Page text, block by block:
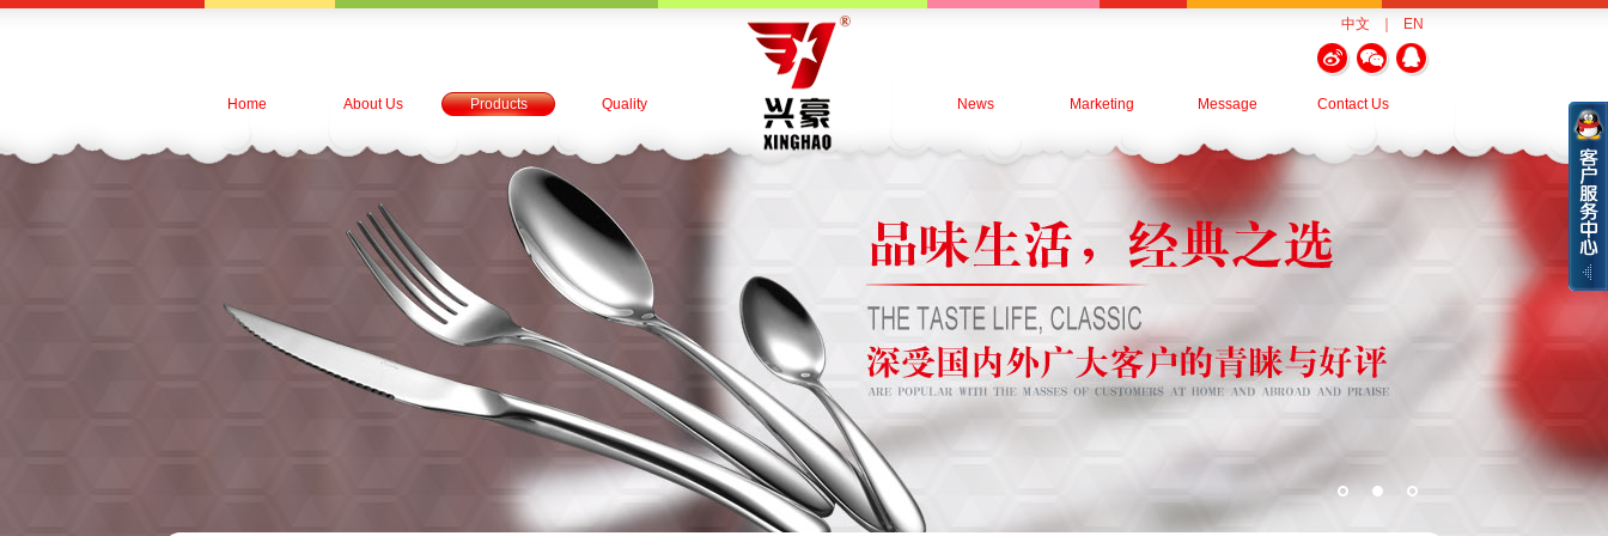
中文 EN
Home About Us Products Quality News Marketing Message Contact Us